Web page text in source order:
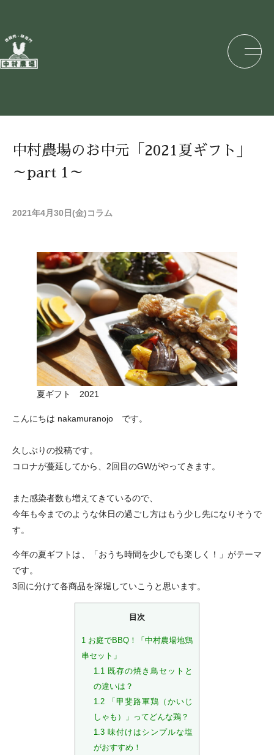
中村農場のお中元「2021夏ギフト」
～part 1～
2021年4月30日(金)コラム
夏ギフト 2021
こんにちは nakamuranojo です。
久しぶりの投稿です。
コロナが蔓延してから、2回目のGWがやってきます。
また感染者数も増えてきているので、
今年も今までのような休日の過ごし方はもう少し先になりそうで
す。
今年の夏ギフトは、「おうち時間を少しでも楽しく！」がテーマ
です。
3回に分けて各商品を深堀していこうと思います。
目次
1 お庭でBBQ！「中村農場地鶏
串セット」
1.1既存の焼き鳥セットと
の違いは？
1.2「甲斐路軍鶏（かいじ
しゃも）」ってどんな鶏？
1.3味付けはシンプルな塩
がおすすめ！